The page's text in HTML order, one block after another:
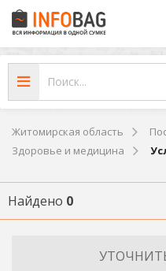
Житомирская область
Здоровье и медицина
Найдено 0